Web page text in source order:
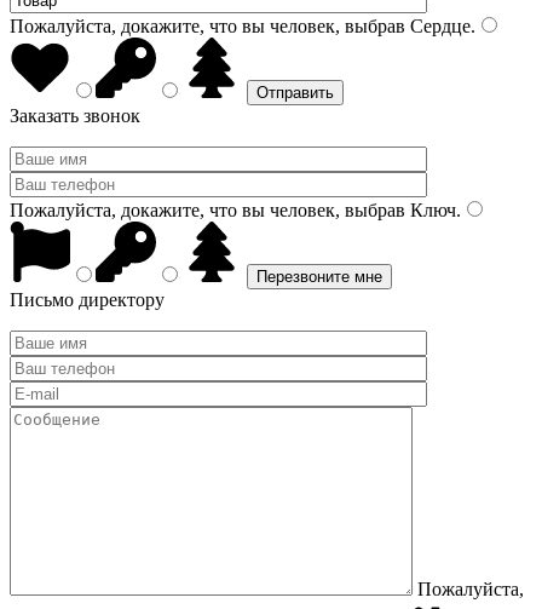
Пожалуйста, докажите, что вы человек, выбрав Сердце.
Заказать звонок
Пожалуйста, докажите, что вы человек, выбрав Ключ.
Письмо директору
Пожалуйста,